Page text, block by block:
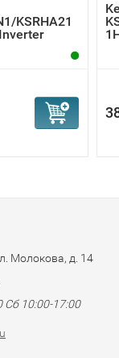
KSRHA21
Молокова, д. 14
10:00-17:00